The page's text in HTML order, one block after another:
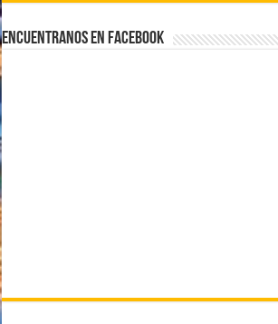
Encuentranos en Facebook